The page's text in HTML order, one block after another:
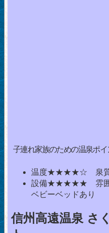
子連れ家族のための温泉ポイ
温度★★★★☆ 泉
設備★★★★★ 雰
ベビーベッドあり
信州高遠温泉 さ